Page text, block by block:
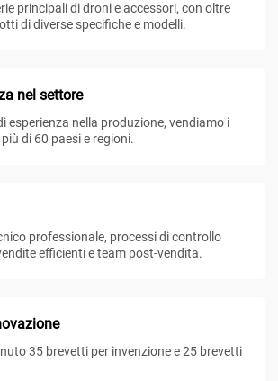
principali di droni e accessori, con oltre
di diverse specifiche e modelli.
nel settore
esperienza nella produzione, vendiamo i
di 60 paesi e regioni.
professionale, processi di controllo
efficienti e team post-vendita.
35 brevetti per invenzione e 25 brevetti